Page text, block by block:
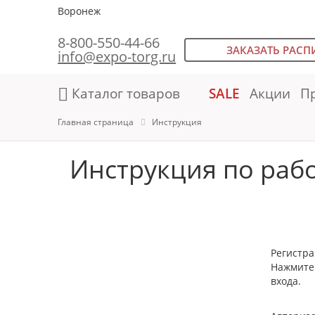
Воронеж
8-800-550-44-66
info@expo-torg.ru ЗАКАЗАТЬ
Каталог товаров SALE Акции
Главная страница Инструкция
Инструкция по
Нажмите
входа.